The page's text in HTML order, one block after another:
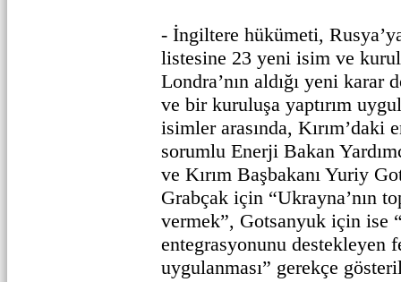
- İngiltere hükümeti,
listesine 23 yeni isim ve
Londra’nın aldığı yeni karar
ve bir kuruluşa yaptırım
isimler arasında, Kırım’daki
sorumlu Enerji Bakan
ve Kırım Başbakanı Yuriy
Grabçak için “Ukrayna’nın
vermek”, Gotsanyuk için ise
entegrasyonunu destekleyen
uygulanması” gerekçe